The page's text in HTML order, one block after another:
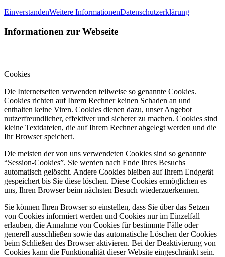
EinverstandenWeitere InformationenDatenschutzerklärung
Informationen zur Webseite
Cookies
Die Internetseiten verwenden teilweise so genannte Cookies.
Cookies richten auf Ihrem Rechner keinen Schaden an und
enthalten keine Viren. Cookies dienen dazu, unser Angebot
nutzerfreundlicher, effektiver und sicherer zu machen. Cookies sind
kleine Textdateien, die auf Ihrem Rechner abgelegt werden und die
Ihr Browser speichert.
Die meisten der von uns verwendeten Cookies sind so genannte
“Session-Cookies”. Sie werden nach Ende Ihres Besuchs
automatisch gelöscht. Andere Cookies bleiben auf Ihrem Endgerät
gespeichert bis Sie diese löschen. Diese Cookies ermöglichen es
uns, Ihren Browser beim nächsten Besuch wiederzuerkennen.
Sie können Ihren Browser so einstellen, dass Sie über das Setzen
von Cookies informiert werden und Cookies nur im Einzelfall
erlauben, die Annahme von Cookies für bestimmte Fälle oder
generell ausschließen sowie das automatische Löschen der Cookies
beim Schließen des Browser aktivieren. Bei der Deaktivierung von
Cookies kann die Funktionalität dieser Website eingeschränkt sein.